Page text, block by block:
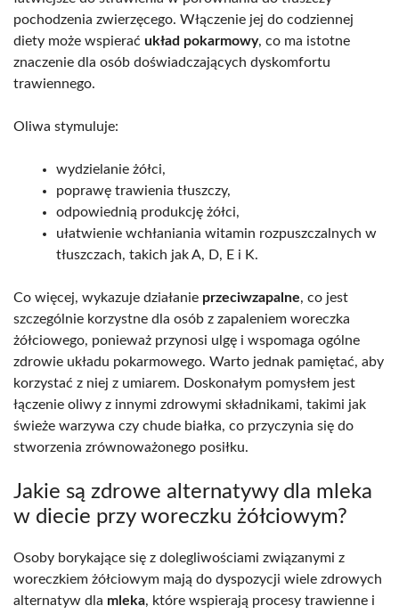
pochodzenia zwierzęcego. Włączenie jej do codziennej
diety może wspierać układ pokarmowy, co ma istotne
znaczenie dla osób doświadczających dyskomfortu
trawiennego.
Oliwa stymuluje:
wydzielanie żółci,
poprawę trawienia tłuszczy,
odpowiednią produkcję żółci,
ułatwienie wchłaniania witamin rozpuszczalnych w
tłuszczach, takich jak A, D, E i K.
Co więcej, wykazuje działanie przeciwzapalne, co jest
szczególnie korzystne dla osób z zapaleniem woreczka
żółciowego, ponieważ przynosi ulgę i wspomaga ogólne
zdrowie układu pokarmowego. Warto jednak pamiętać, aby
korzystać z niej z umiarem. Doskonałym pomysłem jest
łączenie oliwy z innymi zdrowymi składnikami, takimi jak
świeże warzywa czy chude białka, co przyczynia się do
stworzenia zrównoważonego posiłku.
Jakie są zdrowe alternatywy dla mleka
w diecie przy woreczku żółciowym?
Osoby borykające się z dolegliwościami związanymi z
woreczkiem żółciowym mają do dyspozycji wiele zdrowych
alternatyw dla mleka, które wspierają procesy trawienne i